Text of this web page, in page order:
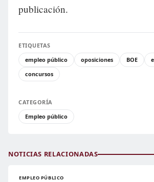
publicación.
ETIQUETAS
empleo público
oposiciones BOE
concursos
CATEGORÍA
Empleo público
NOTICIAS RELACIONADAS
EMPLEO PÚBLICO